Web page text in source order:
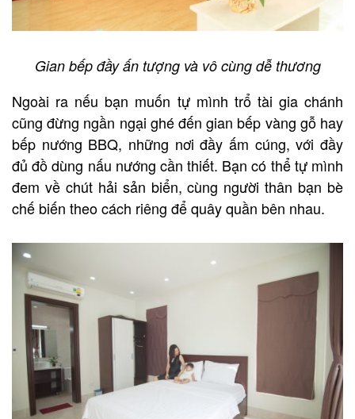
Gian bếp đầy ấn tượng và vô cùng dễ thương
Ngoài ra nếu bạn muốn tự mình trổ tài gia chánh
cũng đừng ngần ngại ghé đến gian bếp vàng gỗ hay
bếp nướng BBQ, những nơi đầy ấm cúng, với đầy
đủ đồ dùng nấu nướng cần thiết. Bạn có thể tự mình
đem về chút hải sản biển, cùng người thân bạn bè
chế biến theo cách riêng để quây quần bên nhau.